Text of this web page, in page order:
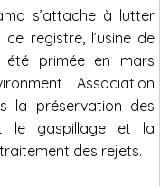
s’attache à lutter
registre, l’usine de
été primée en mars
Association
la préservation des
le gaspillage et la
des rejets.